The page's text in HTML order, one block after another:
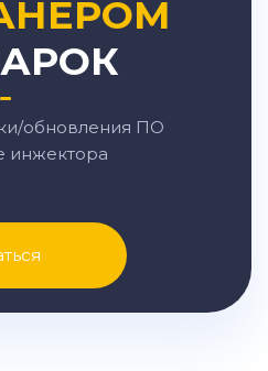
обновления ПО
инжектора